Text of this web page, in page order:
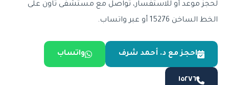
لحجز موعد أو للاستفسار، تواصل مع مستشفى تاون على
الخط الساخن 15276 أو عبر واتساب.
احجز مع د. أحمد شرف واتساب
١٥٢٧٦